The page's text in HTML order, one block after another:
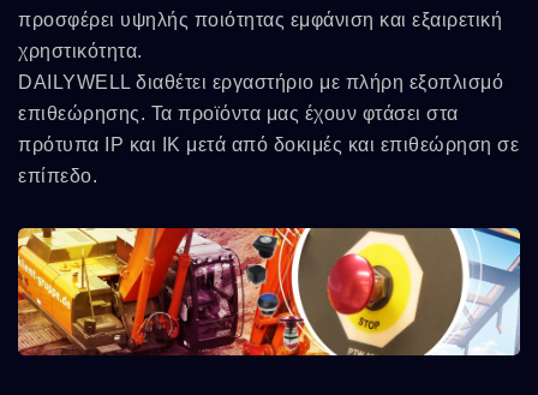
προσφέρει υψηλής ποιότητας εμφάνιση και εξαιρετική
χρηστικότητα.
DAILYWELL διαθέτει εργαστήριο με πλήρη εξοπλισμό
επιθεώρησης. Τα προϊόντα μας έχουν φτάσει στα
πρότυπα IP και IK μετά από δοκιμές και επιθεώρηση σε
επίπεδο.